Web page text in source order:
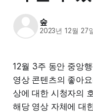
숲
2023년 12월 27
12월 3주 동안 중앙
영상 콘텐츠의 좋아
상에 대한 시청자의
해당 영상 자체에 대